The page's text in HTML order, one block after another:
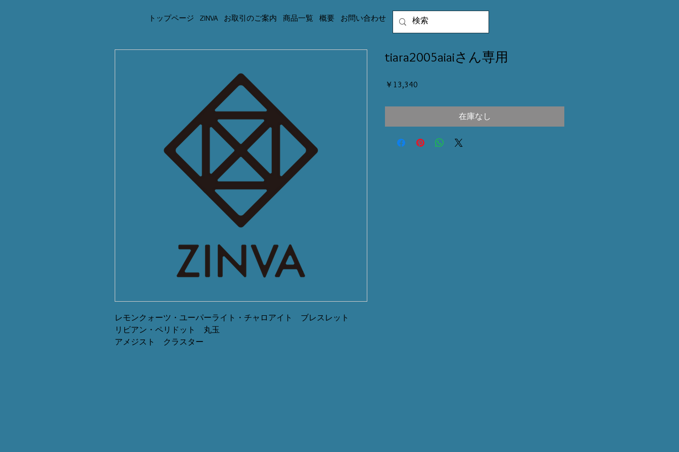
トップページ ZINVA お取引のご案内 商品一覧 概要 お問い合わせ
レモンクォーツ・ユーパーライト・チャロアイト ブレスレット
リビアン・ペリドット 丸玉
アメジスト クラスター
tiara2005aiaiさん専用
￥13,340
在庫なし